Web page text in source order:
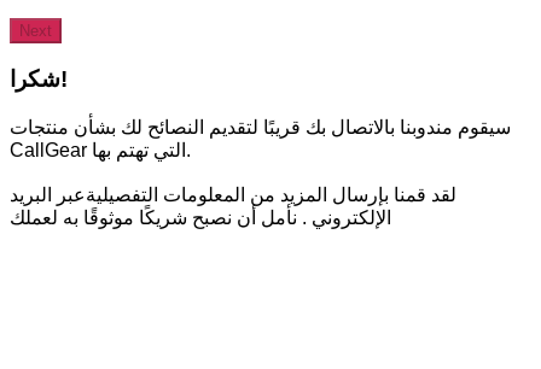
Next
شكرا!
سيقوم مندوبنا بالاتصال بك قريبًا لتقديم النصائح لك بشأن منتجات
CallGear التي تهتم بها.
لقد قمنا بإرسال المزيد من المعلومات التفصيليةعبر البريد
الإلكتروني . نأمل أن نصبح شريكًا موثوقًا به لعملك